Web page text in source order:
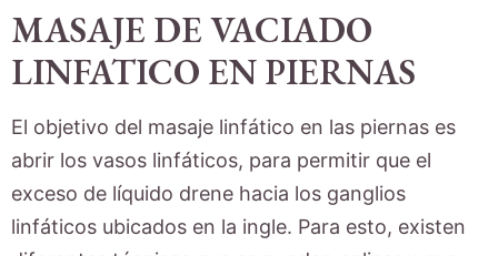
MASAJE DE VACIADO
LINFATICO EN PIERNAS
El objetivo del masaje linfático en las piernas es
abrir los vasos linfáticos, para permitir que el
exceso de líquido drene hacia los ganglios
linfáticos ubicados en la ingle. Para esto, existen